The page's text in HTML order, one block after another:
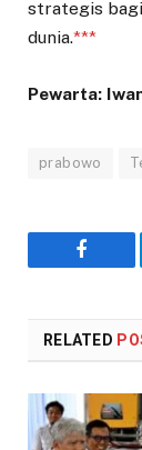
strategis
dunia.***
Pewarta:
prabowo
RELATED